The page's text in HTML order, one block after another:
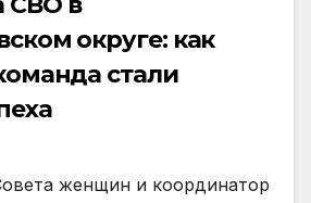
округе: как
стали
женщин и координатор